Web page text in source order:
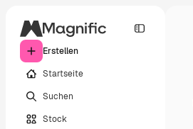
Erstellen
Startseite
Suchen
Stock